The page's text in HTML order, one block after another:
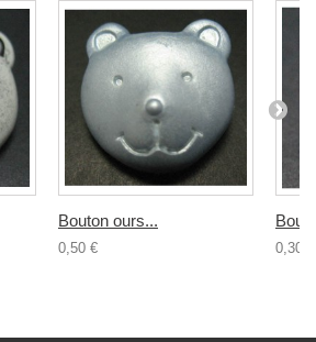
Bouton ours...
0,50 € 0,30 €